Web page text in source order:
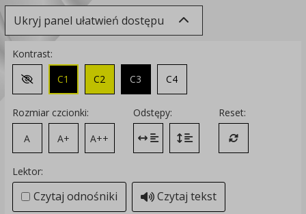
Ukryj panel ułatwień dostępu
Kontrast:
Zmień kontrast na domyślny
C1 C2 C3 C4
Rozmiar czcionki:
A
A+ A++
Odstępy:
Zmień odstęp między literami
Zmień interlinię i margines
Reset:
Przywróć
Lektor:
Czytaj odnośniki Czytaj tekst